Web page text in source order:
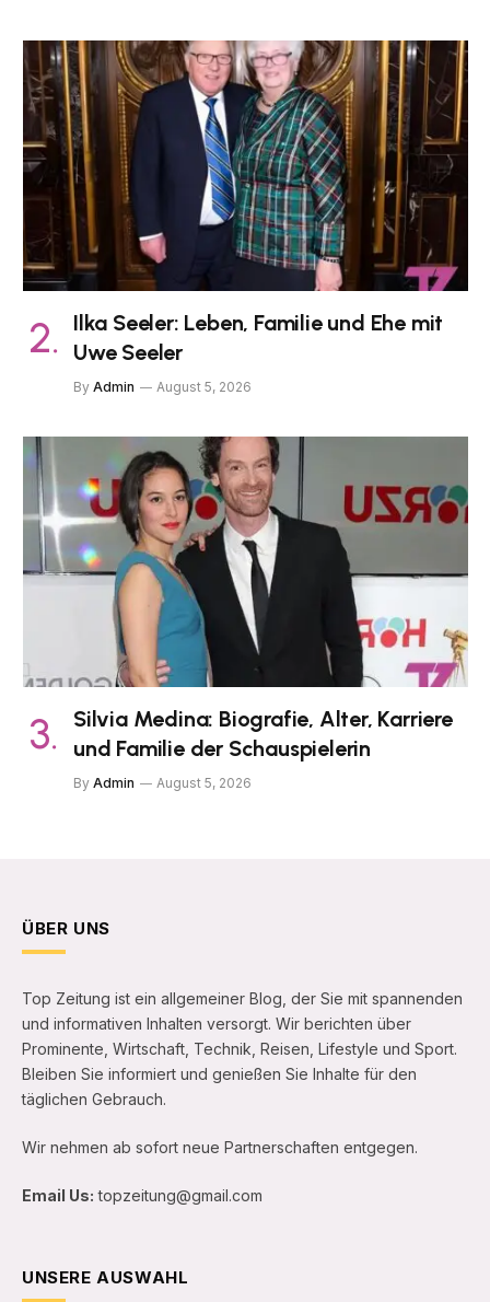
Ilka Seeler: Leben, Familie und Ehe mit
Uwe Seeler
By Admin August 5, 2026
Silvia Medina: Biografie, Alter, Karriere
und Familie der Schauspielerin
By Admin August 5, 2026
ÜBER UNS
Top Zeitung ist ein allgemeiner Blog, der Sie mit spannenden
und informativen Inhalten versorgt. Wir berichten über
Prominente, Wirtschaft, Technik, Reisen, Lifestyle und Sport.
Bleiben Sie informiert und genießen Sie Inhalte für den
täglichen Gebrauch.
Wir nehmen ab sofort neue Partnerschaften entgegen.
Email Us: topzeitung@gmail.com
UNSERE AUSWAHL